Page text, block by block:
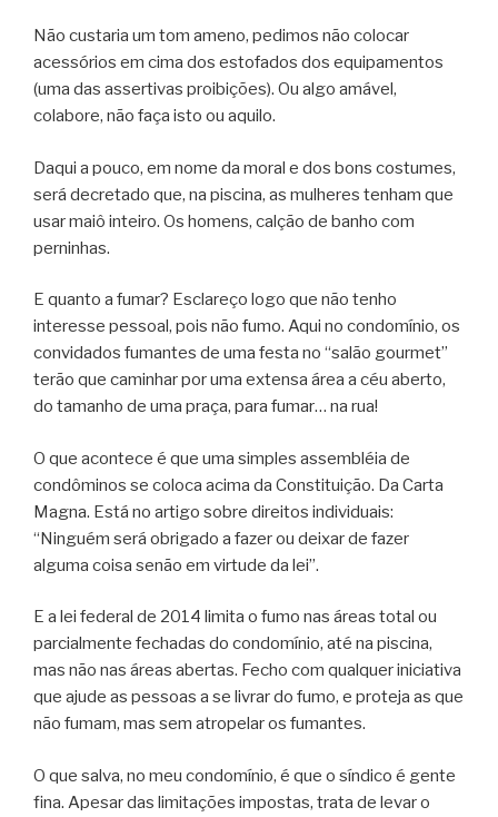
Não custaria um tom ameno, pedimos não colocar
acessórios em cima dos estofados dos equipamentos
(uma das assertivas proibições). Ou algo amável,
colabore, não faça isto ou aquilo.
Daqui a pouco, em nome da moral e dos bons costumes,
será decretado que, na piscina, as mulheres tenham que
usar maiô inteiro. Os homens, calção de banho com
perninhas.
E quanto a fumar? Esclareço logo que não tenho
interesse pessoal, pois não fumo. Aqui no condomínio, os
convidados fumantes de uma festa no “salão gourmet”
terão que caminhar por uma extensa área a céu aberto,
do tamanho de uma praça, para fumar… na rua!
O que acontece é que uma simples assembléia de
condôminos se coloca acima da Constituição. Da Carta
Magna. Está no artigo sobre direitos individuais:
“Ninguém será obrigado a fazer ou deixar de fazer
alguma coisa senão em virtude da lei”.
E a lei federal de 2014 limita o fumo nas áreas total ou
parcialmente fechadas do condomínio, até na piscina,
mas não nas áreas abertas. Fecho com qualquer iniciativa
que ajude as pessoas a se livrar do fumo, e proteja as que
não fumam, mas sem atropelar os fumantes.
O que salva, no meu condomínio, é que o síndico é gente
fina. Apesar das limitações impostas, trata de levar o